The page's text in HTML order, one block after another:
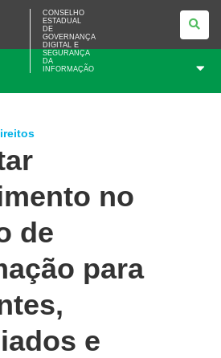
CONSELHO
ESTADUAL
DE
GOVERNANÇA
DIGITAL E
SEGURANÇA
DA
INFORMAÇÃO
no
de
para
e